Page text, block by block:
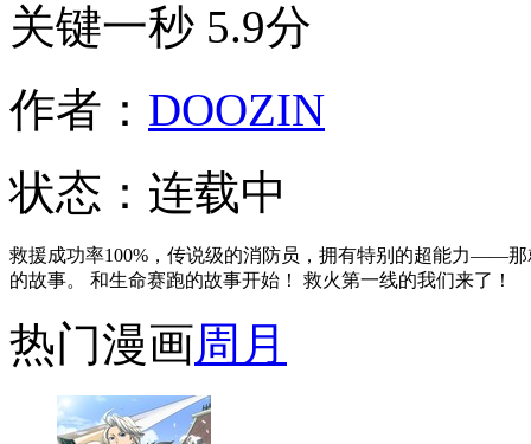
关键一秒 5.9分
作者： DOOZIN
状态： 连载中
救援成功率100%，传说级的消防员，拥有特别的超能力——
的故事。 和生命赛跑的故事开始！ 救火第一线的我们来了！
热门漫画周 月